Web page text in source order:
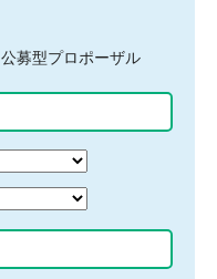
公募型プロポーザル